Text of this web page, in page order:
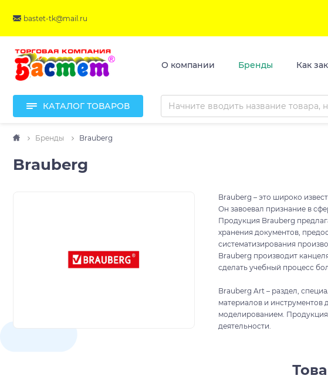
bastet-tk@mail.ru
О компании Бренды Как
КАТАЛОГ ТОВАРОВ
Бренды Brauberg
Brauberg
Brauberg – это широко
Он завоевал признание в
Продукция Brauberg
хранения документов,
систематизирования
Brauberg производит
сделать учебный процесс
Brauberg Art – раздел,
материалов и инструментов
моделированием.
деятельности.